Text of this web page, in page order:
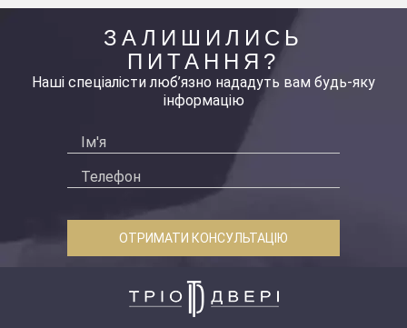
ЗАЛИШИЛИСЬ
ПИТАННЯ?
Наші спеціалісти люб’язно нададуть вам будь-яку
інформацію
ОТРИМАТИ КОНСУЛЬТАЦІЮ